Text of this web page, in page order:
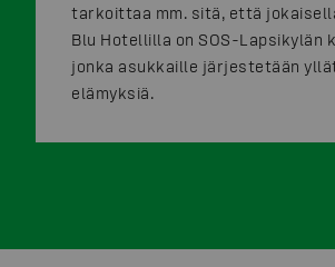
tarkoittaa mm. sitä, että
Blu Hotellilla on SOS-Lapsikylän
jonka asukkaille järjestetään
elämyksiä.